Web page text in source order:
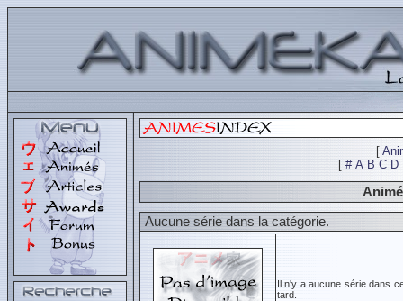
[
[ # A B C D
Aucune série dans la catégorie.
Il n'y a aucune série dans
tard.